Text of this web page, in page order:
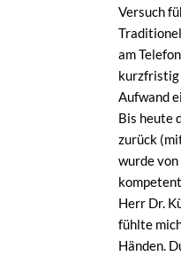
Versuch
am
kurzfristig
Aufwand
Bis heute
zurück
wurde
Herr Dr.
fühlte
Händen.